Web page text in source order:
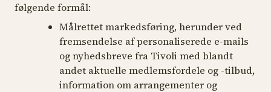
følgende formål:
Målrettet markedsføring, herunder ved
fremsendelse af personaliserede e-mails
og nyhedsbreve fra Tivoli med blandt
andet aktuelle medlemsfordele og -tilbud,
information om arrangementer og